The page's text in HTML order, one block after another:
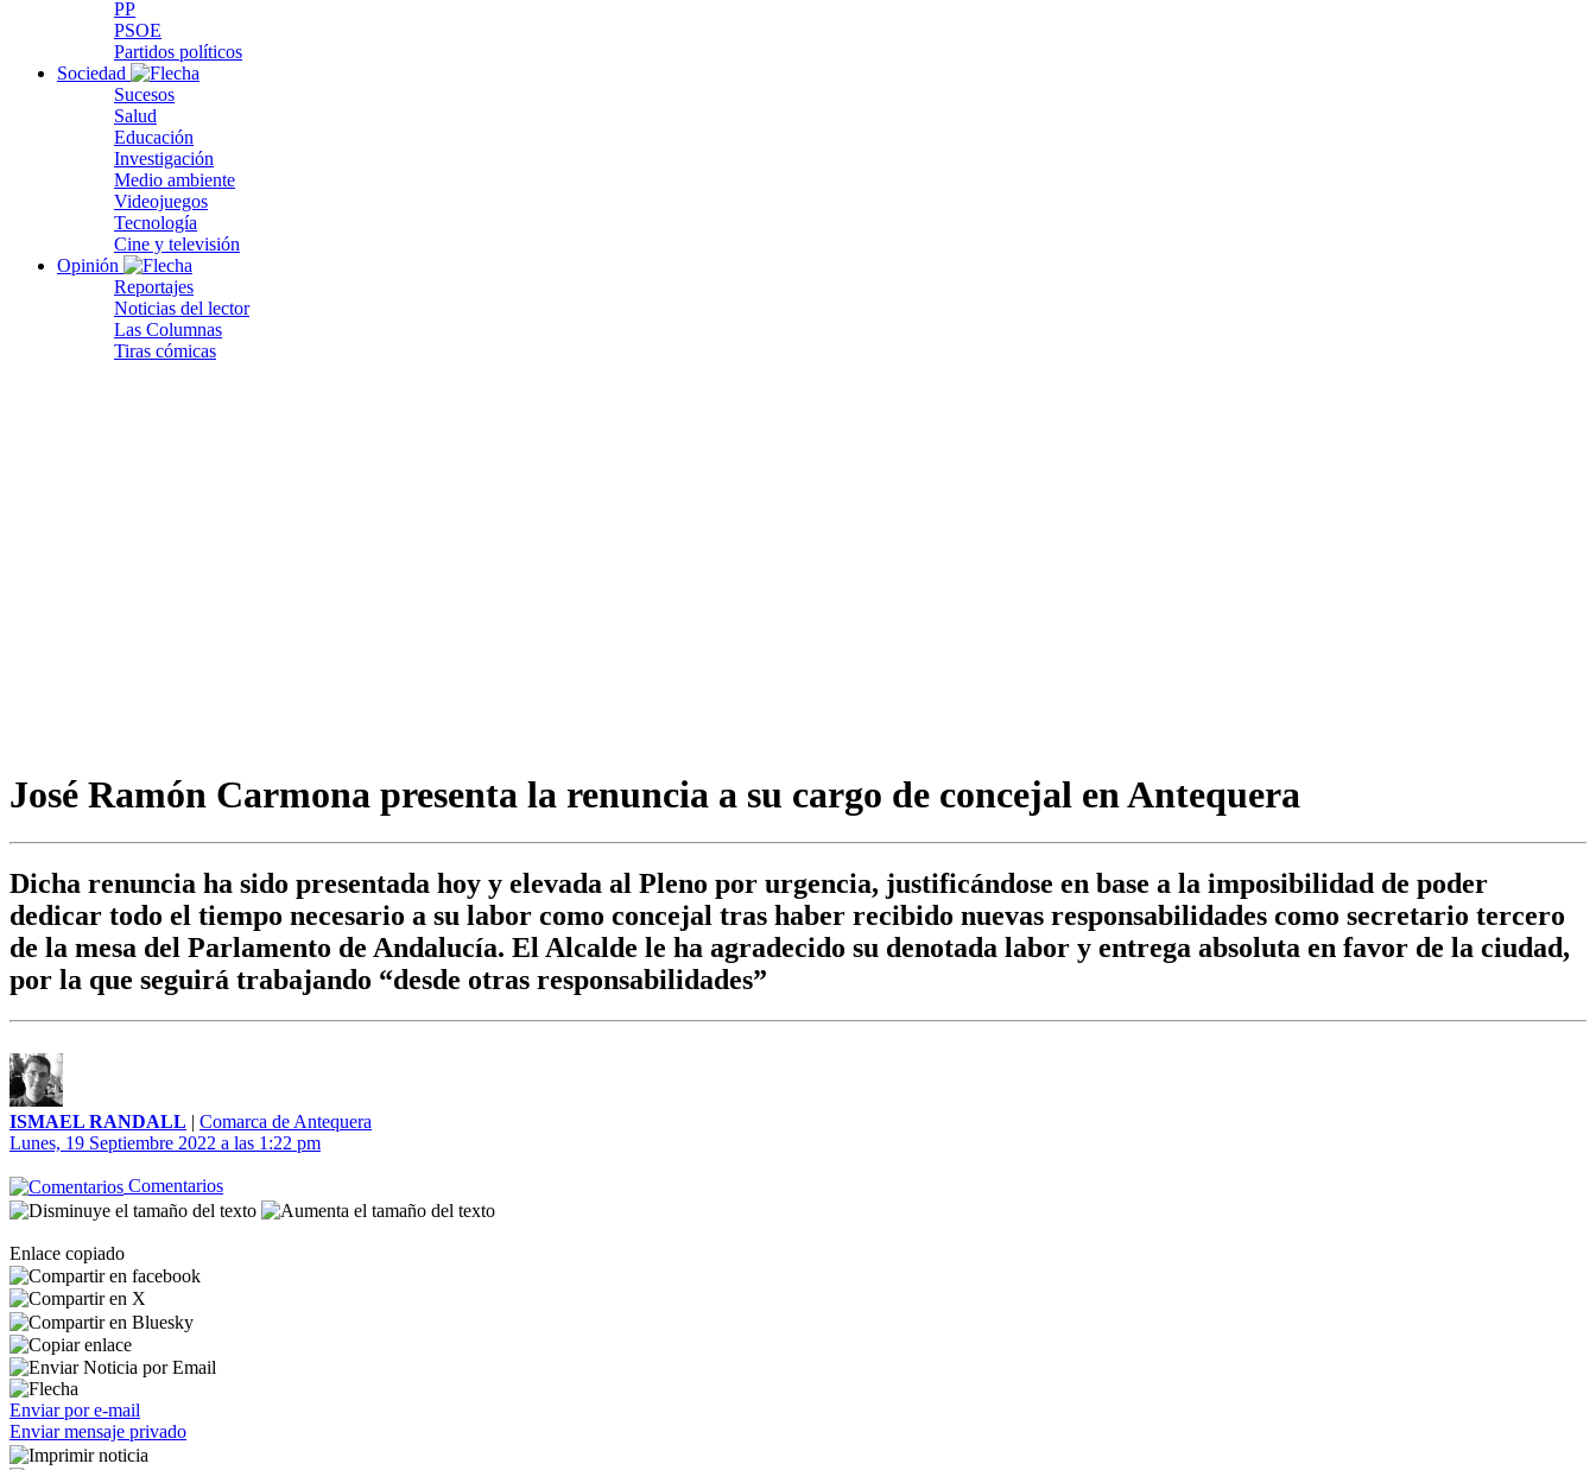
PP
PSOE
Partidos políticos
Sociedad
Sucesos
Salud
Educación
Investigación
Medio ambiente
Videojuegos
Tecnología
Cine y televisión
Opinión
Reportajes
Noticias del lector
Las Columnas
Tiras cómicas
José Ramón Carmona presenta la renuncia a su cargo de concejal en Antequera
Dicha renuncia ha sido presentada hoy y elevada al Pleno por urgencia, justificándose en base a la imposibilidad de poder
dedicar todo el tiempo necesario a su labor como concejal tras haber recibido nuevas responsabilidades como secretario tercero
de la mesa del Parlamento de Andalucía. El Alcalde le ha agradecido su denotada labor y entrega absoluta en favor de la ciudad,
por la que seguirá trabajando “desde otras responsabilidades”
ISMAEL RANDALL | Comarca de Antequera
Lunes, 19 Septiembre 2022 a las 1:22 pm
Comentarios
Enlace copiado
Enviar por e-mail
Enviar mensaje privado